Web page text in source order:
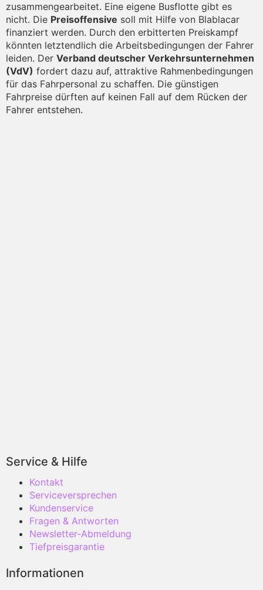
zusammengearbeitet. Eine eigene Busflotte gibt es
nicht. Die Preisoffensive soll mit Hilfe von Blablacar
finanziert werden. Durch den erbitterten Preiskampf
könnten letztendlich die Arbeitsbedingungen der Fahrer
leiden. Der Verband deutscher Verkehrsunternehmen
(VdV) fordert dazu auf, attraktive Rahmenbedingungen
für das Fahrpersonal zu schaffen. Die günstigen
Fahrpreise dürften auf keinen Fall auf dem Rücken der
Fahrer entstehen.
Service & Hilfe
Kontakt
Serviceversprechen
Kundenservice
Fragen & Antworten
Newsletter-Abmeldung
Tiefpreisgarantie
Informationen